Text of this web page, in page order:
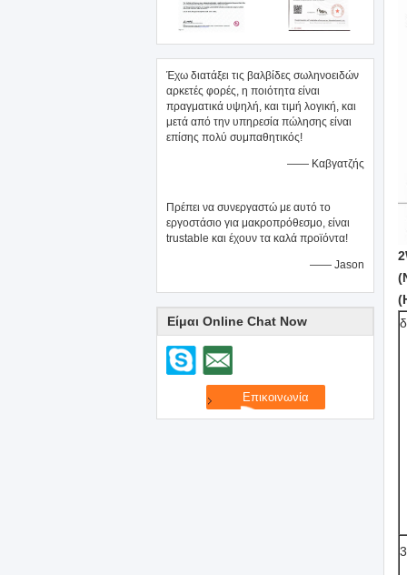
Έχω διατάξει τις βαλβίδες σωληνοειδών
αρκετές φορές, η ποιότητα είναι
πραγματικά υψηλή, και τιμή λογική, και
μετά από την υπηρεσία πώλησης είναι
επίσης πολύ συμπαθητικός!
—— Καβγατζής
Πρέπει να συνεργαστώ με αυτό το
εργοστάσιο για μακροπρόθεσμο, είναι
trustable και έχουν τα καλά προϊόντα!
—— Jason
Είμαι Online Chat Now